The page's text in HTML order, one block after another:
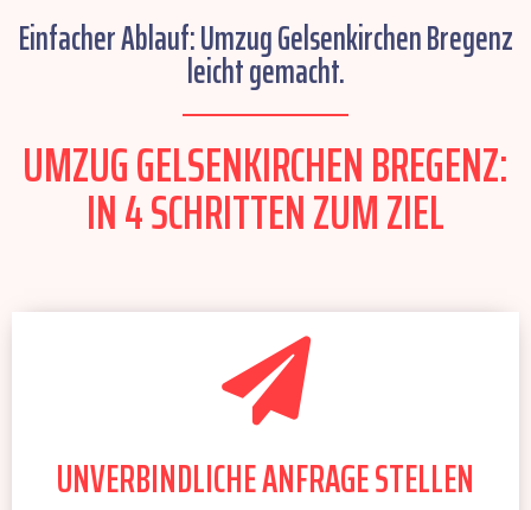
Einfacher Ablauf: Umzug Gelsenkirchen Bregenz
leicht gemacht.
UMZUG GELSENKIRCHEN BREGENZ:
IN 4 SCHRITTEN ZUM ZIEL
UNVERBINDLICHE ANFRAGE STELLEN